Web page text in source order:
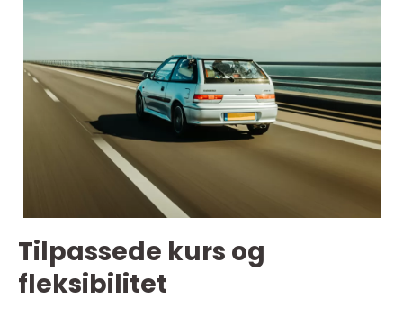
Tilpassede kurs og
fleksibilitet